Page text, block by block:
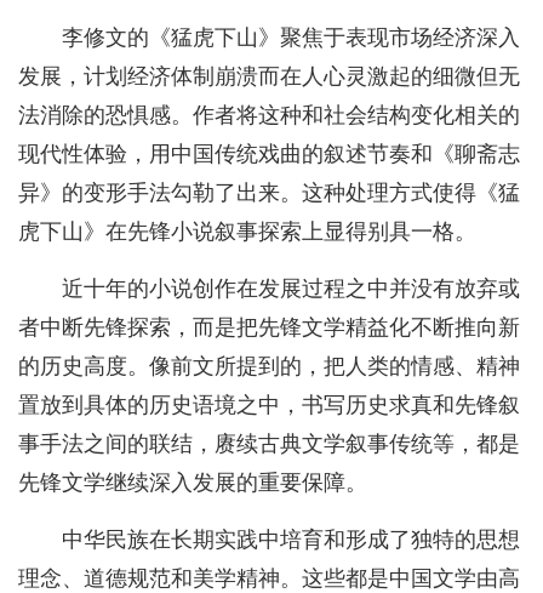
李修文的《猛虎下山》聚焦于表现市场经济深入
发展，计划经济体制崩溃而在人心灵激起的细微但无
法消除的恐惧感。作者将这种和社会结构变化相关的
现代性体验，用中国传统戏曲的叙述节奏和《聊斋志
异》的变形手法勾勒了出来。这种处理方式使得《猛
虎下山》在先锋小说叙事探索上显得别具一格。
近十年的小说创作在发展过程之中并没有放弃或
者中断先锋探索，而是把先锋文学精益化不断推向新
的历史高度。像前文所提到的，把人类的情感、精神
置放到具体的历史语境之中，书写历史求真和先锋叙
事手法之间的联结，赓续古典文学叙事传统等，都是
先锋文学继续深入发展的重要保障。
中华民族在长期实践中培育和形成了独特的思想
理念、道德规范和美学精神。这些都是中国文学由高